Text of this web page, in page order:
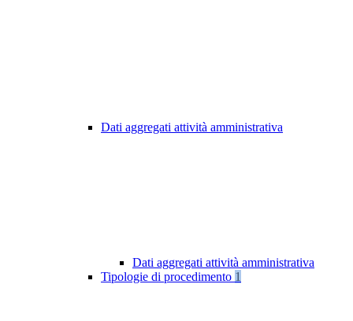
Dati aggregati attività amministrativa
Dati aggregati attività amministrativa
Tipologie di procedimento 1